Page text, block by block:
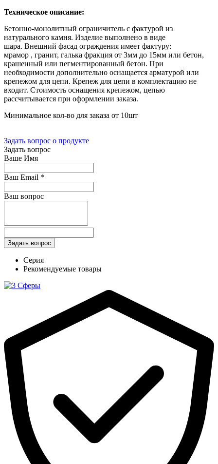
Техническое описание:
Бетонно-монолитный ограничитель с фактурой из
натурального камня. Изделие выполнено в виде
шара. Внешний фасад ограждения имеет фактуру:
мрамор , гранит, галька фракция от 3мм до 15мм или бетон,
крашенный или пегментированный бетон. При
необходимости дополнительно оснащается арматурой или
крепежом для цепи. Крепеж для цепи в комплектацию не
входит. Стоимость оснащения крепежом, цепью
рассчитывается при оформлении заказа.
Минимальное кол-во для заказа от 10шт
Задать вопрос о продукте
Задать вопрос
Ваше Имя
Ваш Email *
Ваш вопрос
Серия
Рекомендуемые товары